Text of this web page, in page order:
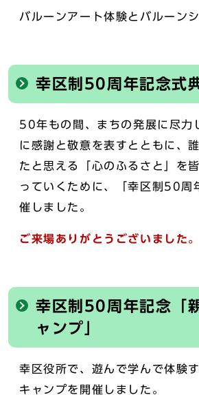
バルーンアート体験とバルーン
幸区制50周年記念式
50年もの間、まちの発展に尽力
に感謝と敬意を表すとともに、
たと思える「心のふるさと」を
っていくために、「幸区制50周
催しました。
ご来場ありがとうございました。
幸区制50周年記念「
ャンプ」
幸区役所で、遊んで学んで体験
キャンプを開催しました。